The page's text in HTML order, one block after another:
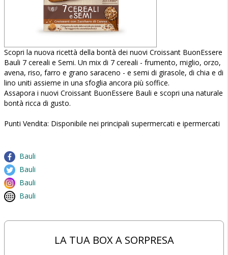
Scopri la nuova ricettà della bontà dei nuovi Croissant BuonEssere
Bauli 7 cereali e Semi. Un mix di 7 cereali - frumento, miglio, orzo,
avena, riso, farro e grano saraceno - e semi di girasole, di chia e di
lino uniti assieme in una sfoglia ancora più soffice.
Assapora i nuovi Croissant BuonEssere Bauli e scopri una naturale
bontà ricca di gusto.
Punti Vendita: Disponibile nei principali supermercati e ipermercati
Bauli
Bauli
Bauli
Bauli
LA TUA BOX A SORPRESA